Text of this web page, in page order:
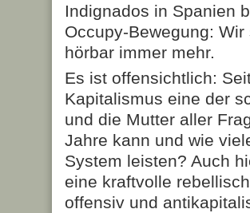
Indignados in Spanien
Occupy-Bewegung:
hörbar immer mehr.
Es ist offensichtlich:
Kapitalismus eine der
und die Mutter aller
Jahre kann und wie
System leisten? Auch
eine kraftvolle
offensiv und